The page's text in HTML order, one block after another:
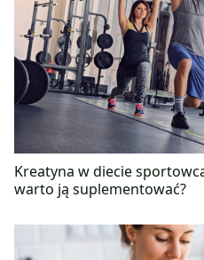
Kreatyna w diecie
warto ją suplementować?